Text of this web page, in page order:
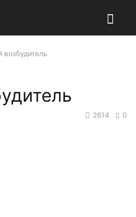
возбудитель
0
2614